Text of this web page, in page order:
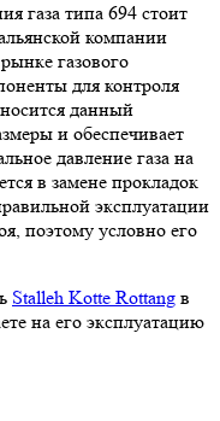
газа типа 694 стоит
компании
газового
для контроля
данный
и обеспечивает
давление газа на
в замене прокладок
эксплуатации
поэтому условно его
Stalleh Kotte Rottang в
на его эксплуатацию